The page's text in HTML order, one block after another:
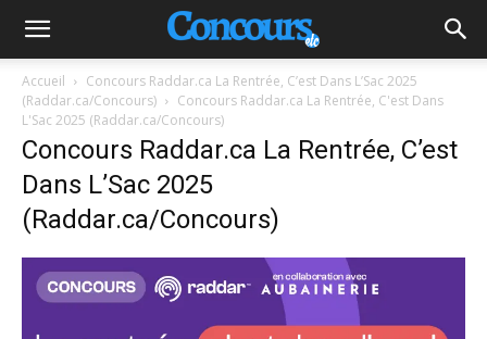
Accueil
Concours Raddar.ca La Rentrée, C’est Dans L’Sac 2025
(Raddar.ca/Concours)
Concours Raddar.ca La Rentrée, C'est Dans
L'Sac 2025 (Raddar.ca/Concours)
Concours Raddar.ca La Rentrée, C’est
Dans L’Sac 2025
(Raddar.ca/Concours)